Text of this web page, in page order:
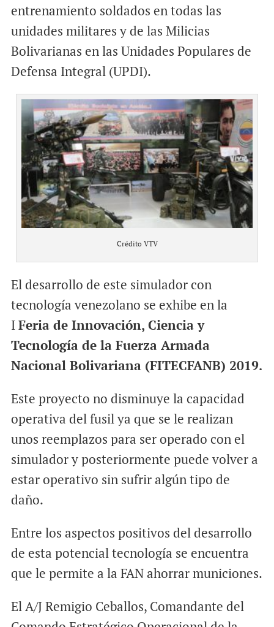
entrenamiento soldados en todas las
unidades militares y de las Milicias
Bolivarianas en las Unidades Populares de
Defensa Integral (UPDI).
Crédito VTV
El desarrollo de este simulador con
tecnología venezolano se exhibe en la
IFeria de Innovación, Ciencia y
Tecnología de la Fuerza Armada
Nacional Bolivariana (FITECFANB) 2019.
Este proyecto no disminuye la capacidad
operativa del fusil ya que se le realizan
unos reemplazos para ser operado con el
simulador y posteriormente puede volver a
estar operativo sin sufrir algún tipo de
daño.
Entre los aspectos positivos del desarrollo
de esta potencial tecnología se encuentra
que le permite a la FAN ahorrar municiones.
El A/J Remigio Ceballos, Comandante del